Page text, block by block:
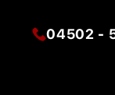
04502 -